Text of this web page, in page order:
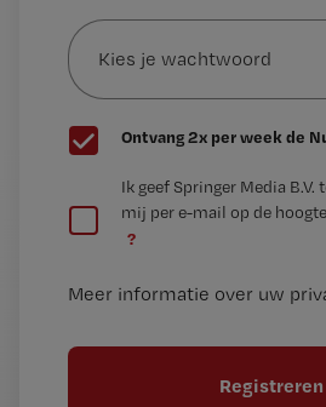
mailadres?
Kies
je
wachtwoord
G
e
t
Ontvang 2x per week de
e
t
t
Ik geef Springer Media
mij per e-mail op de
?
Meer informatie over uw